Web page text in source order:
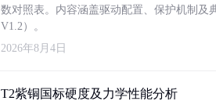
数对照表。内容涵盖驱动配置、保护机制及
V1.2）。
2026年8月4日
T2紫铜国标硬度及力学性能分析